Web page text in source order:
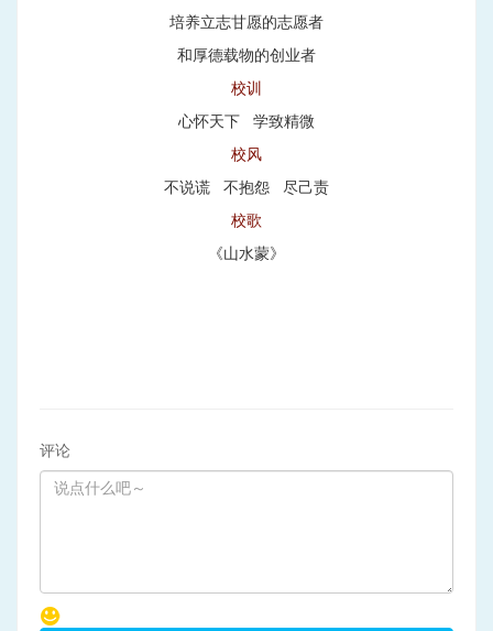
培养立志甘愿的志愿者
和厚德载物的创业者
校训
心怀天下 学致精微
校风
不说谎 不抱怨 尽己责
校歌
《山水蒙》
评论